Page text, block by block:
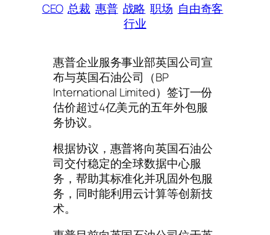
CEO 总裁 惠普 战略 职场 自由奇客
行业
惠普企业服务事业部英国公司宣
布与英国石油公司（BP
International Limited）签订一份
估价超过4亿美元的五年外包服
务协议。
根据协议，惠普将向英国石油公
司交付稳定的全球数据中心服
务，帮助其标准化并巩固外包服
务，同时能利用云计算等创新技
术。